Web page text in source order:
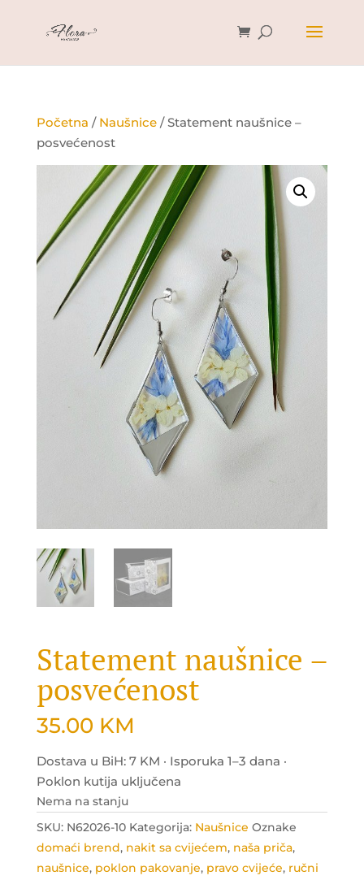
Početna / Naušnice/ Statement naušnice –
posvećenost
Statement naušnice –
posvećenost
35.00 KM
Dostava u BiH: 7 KM · Isporuka 1–3 dana ·
Poklon kutija uključena
Nema na stanju
SKU: N62026-10 Kategorija: Naušnice Oznake
domaći brend, nakit sa cvijećem, naša priča,
naušnice, poklon pakovanje, pravo cvijeće, ručni